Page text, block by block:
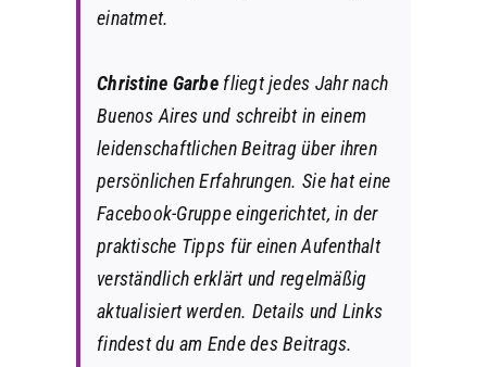
einatmet.
Christine Garbe fliegt jedes Jahr nach
Buenos Aires und schreibt in einem
leidenschaftlichen Beitrag über ihren
persönlichen Erfahrungen.Sie hat eine
Facebook-Gruppe eingerichtet, in der
praktische Tipps für einen Aufenthalt
verständlich erklärt und regelmäßig
aktualisiert werden. Details und Links
findest du am Ende des Beitrags.